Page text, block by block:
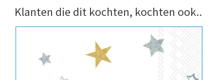
Klanten die dit kochten, kochten ook..